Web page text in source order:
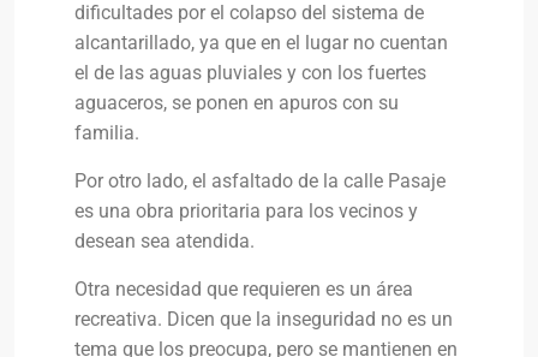
dificultades por el colapso del sistema de
alcantarillado, ya que en el lugar no cuentan
el de las aguas pluviales y con los fuertes
aguaceros, se ponen en apuros con su
familia.
Por otro lado, el asfaltado de la calle Pasaje
es una obra prioritaria para los vecinos y
desean sea atendida.
Otra necesidad que requieren es un área
recreativa. Dicen que la inseguridad no es un
tema que los preocupa, pero se mantienen en